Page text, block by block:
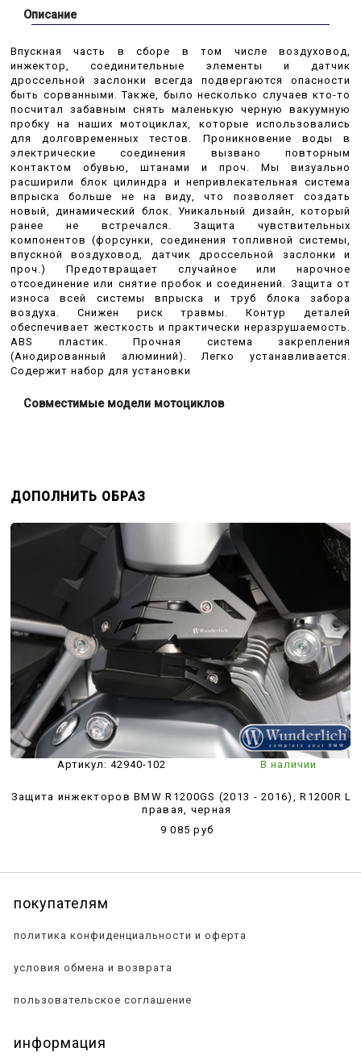
Описание
Впускная часть в сборе в том числе воздуховод,
инжектор, соединительные элементы и датчик
дроссельной заслонки всегда подвергаются опасности
быть сорванными. Также, было несколько случаев кто-то
посчитал забавным снять маленькую черную вакуумную
пробку на наших мотоциклах, которые использовались
для долговременных тестов. Проникновение воды в
электрические соединения вызвано повторным
контактом обувью, штанами и проч. Мы визуально
расширили блок цилиндра и непривлекательная система
впрыска больше не на виду, что позволяет создать
новый, динамический блок. Уникальный дизайн, который
ранее не встречался. Защита чувствительных
компонентов (форсунки, соединения топливной системы,
впускной воздуховод, датчик дроссельной заслонки и
проч.) Предотвращает случайное или нарочное
отсоединение или снятие пробок и соединений. Защита от
износа всей системы впрыска и труб блока забора
воздуха. Снижен риск травмы. Контур деталей
обеспечивает жесткость и практически неразрушаемость.
ABS пластик. Прочная система закрепления
(Анодированный алюминий). Легко устанавливается.
Содержит набор для установки
Совместимые модели мотоциклов
ДОПОЛНИТЬ ОБРАЗ
Артикул:42940-102 В наличии
Защита инжекторов BMW R1200GS (2013 - 2016), R1200R
правая, черная
9 085 руб
покупателям
политика конфиденциальности и оферта
условия обмена и возврата
пользовательское соглашение
информация